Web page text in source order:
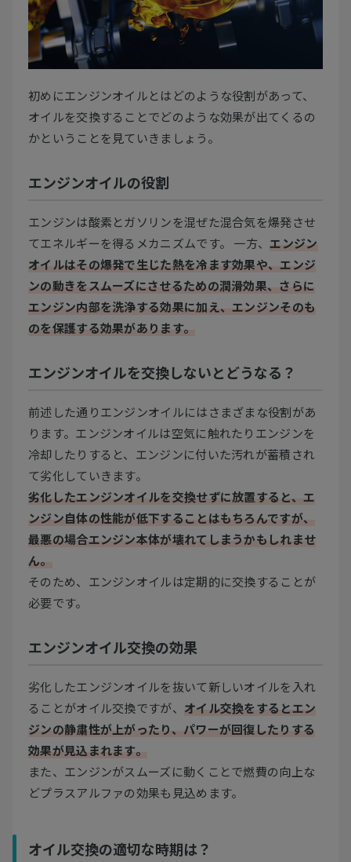
初めにエンジンオイルとはどのような役割があって、
オイルを交換することでどのような効果が出てくるの
かということを見ていきましょう。
エンジンオイルの役割
エンジンは酸素とガソリンを混ぜた混合気を爆発させ
てエネルギーを得るメカニズムです。 一方、エンジン
オイルはその爆発で生じた熱を冷ます効果や、エンジ
ンの動きをスムーズにさせるための潤滑効果、さらに
エンジン内部を洗浄する効果に加え、エンジンそのも
のを保護する効果があります。
エンジンオイルを交換しないとどうなる？
前述した通りエンジンオイルにはさまざまな役割があ
ります。エンジンオイルは空気に触れたりエンジンを
冷却したりすると、エンジンに付いた汚れが蓄積され
て劣化していきます。
劣化したエンジンオイルを交換せずに放置すると、エ
ンジン自体の性能が低下することはもちろんですが、
最悪の場合エンジン本体が壊れてしまうかもしれませ
ん。
そのため、エンジンオイルは定期的に交換することが
必要です。
エンジンオイル交換の効果
劣化したエンジンオイルを抜いて新しいオイルを入れ
ることがオイル交換ですが、 オイル交換をするとエン
ジンの静粛性が上がったり、パワーが回復したりする
効果が見込まれます。
また、エンジンがスムーズに動くことで燃費の向上な
どプラスアルファの効果も見込めます。
オイル交換の適切な時期は？